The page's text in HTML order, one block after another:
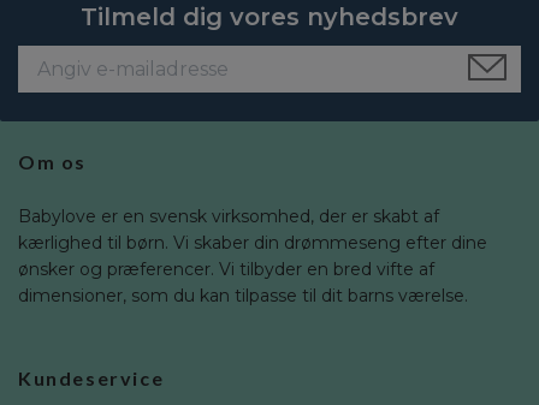
Tilmeld dig vores nyhedsbrev
Om os
Babylove er en svensk virksomhed, der er skabt af
kærlighed til børn. Vi skaber din drømmeseng efter dine
ønsker og præferencer. Vi tilbyder en bred vifte af
dimensioner, som du kan tilpasse til dit barns værelse.
Kundeservice